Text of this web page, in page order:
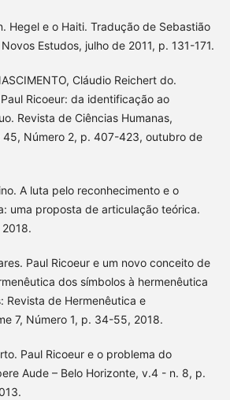
Hegel e o Haiti. Tradução de Sebastião
Estudos, julho de 2011, p. 131-171.
Cláudio Reichert do.
Ricoeur: da identificação ao
Revista de Ciências Humanas,
45, Número 2, p. 407-423, outubro de
A luta pelo reconhecimento e o
uma proposta de articulação teórica.
2018.
Paul Ricoeur e um novo conceito de
dos símbolos à hermenêutica
Revista de Hermenêutica e
7, Número 1, p. 34-55, 2018.
Paul Ricoeur e o problema do
Aude – Belo Horizonte, v.4 - n. 8, p.